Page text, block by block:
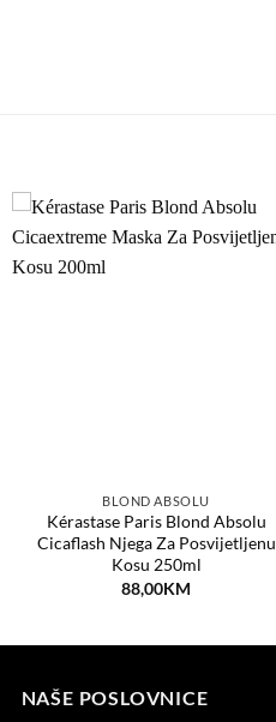
BLOND ABSOLU
Kérastase Paris Blond Absolu
Cicaflash Njega Za Posvijetljenu
Kosu 250ml
88,00KM
NAŠE POSLOVNICE